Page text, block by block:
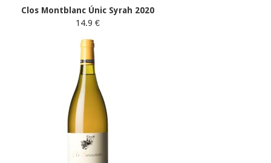
Clos Montblanc Únic Syrah 2020
14.9 €